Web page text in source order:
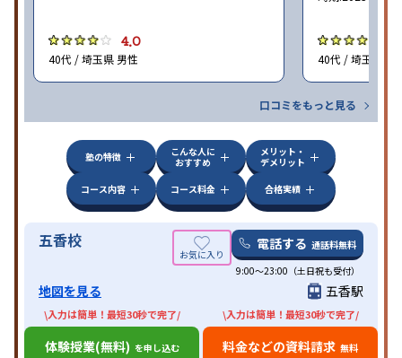
4.0
40代 / 埼玉県 男性 40代 / 埼玉県 女
口コミをもっと見る
塾の特徴
こんな人に
おすすめ
メリット・
デメリット
コース内容
コース料金 合格実績
五香校 電話する 通話料無料
9:00～23:00（土日祝も受付）
地図を見る 五香駅
\入力は簡単！最短30秒で完了/
体験授業(無料) を申し込む
\入力は簡単！最短30秒で完了/
料金などの資料請求 無料